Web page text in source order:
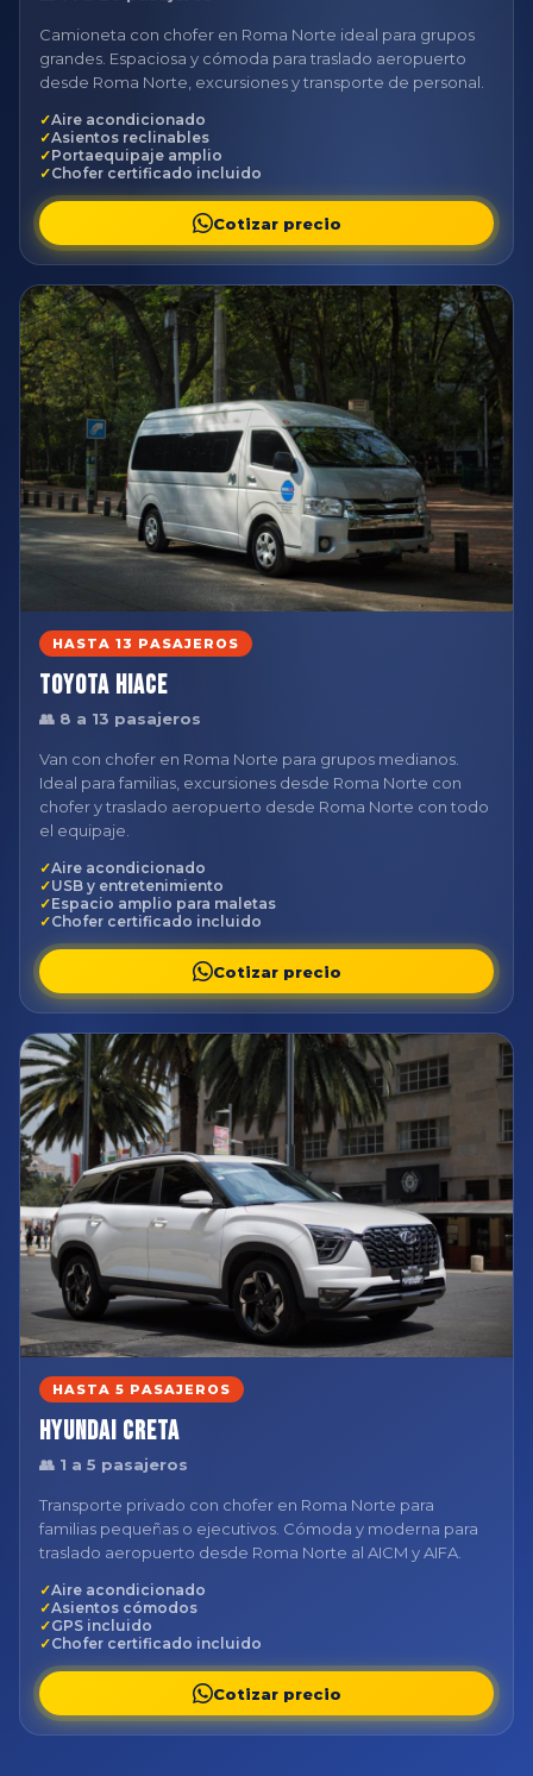
Camioneta con chofer en Roma Norte ideal para grupos
grandes. Espaciosa y cómoda para traslado aeropuerto
desde Roma Norte, excursiones y transporte de personal.
Aire acondicionado
Asientos reclinables
Portaequipaje amplio
Chofer certificado incluido
Cotizar precio
HASTA 13 PASAJEROS
Toyota Hiace
👥 8 a 13 pasajeros
Van con chofer en Roma Norte para grupos medianos.
Ideal para familias, excursiones desde Roma Norte con
chofer y traslado aeropuerto desde Roma Norte con todo
el equipaje.
Aire acondicionado
USB y entretenimiento
Espacio amplio para maletas
Chofer certificado incluido
Cotizar precio
HASTA 5 PASAJEROS
Hyundai Creta
👥 1 a 5 pasajeros
Transporte privado con chofer en Roma Norte para
familias pequeñas o ejecutivos. Cómoda y moderna para
traslado aeropuerto desde Roma Norte al AICM y AIFA.
Aire acondicionado
Asientos cómodos
GPS incluido
Chofer certificado incluido
Cotizar precio